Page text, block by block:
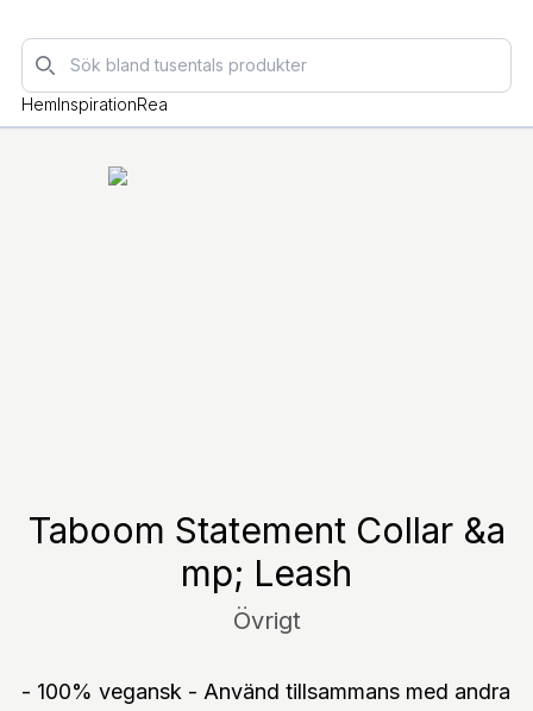
Sök
HemInspirationRea
Taboom Statement Collar &a
mp; Leash
Övrigt
- 100% vegansk - Använd tillsammans med andra